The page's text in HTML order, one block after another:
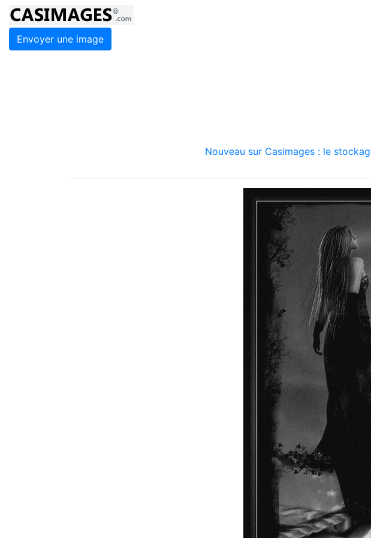
Envoyer une image
Nouveau sur Casimages : le